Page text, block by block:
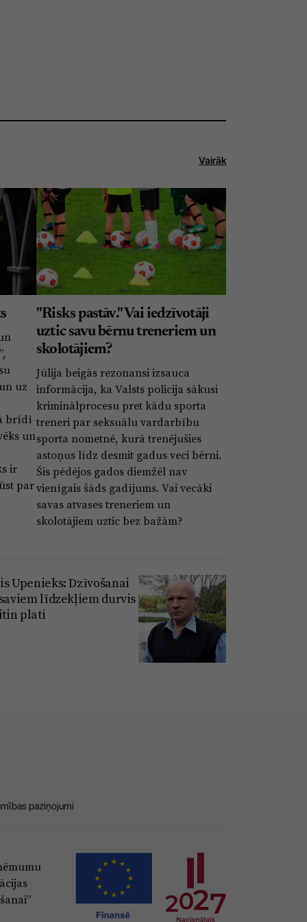
Vairāk
uz
brīdī
un
ir
par
"Risks pastāv." Vai iedzīvotāji
uztic savu bērnu treneriem un
skolotājiem?
Jūlija beigās rezonansi izsauca
informācija, ka Valsts policija sākusi
kriminālprocesu pret kādu sporta
treneri par seksuālu vardarbību
sporta nometnē, kurā trenējušies
astoņus līdz desmit gadus veci bērni.
Šis pēdējos gados diemžēl nav
vienīgais šāds gadījums. Vai vecāki
savas atvases treneriem un
skolotājiem uztic bez bažām?
Upenieks: Dzīvošanai
līdzekļiem durvis
plati
paziņojumi